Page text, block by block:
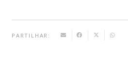
PARTILHAR: